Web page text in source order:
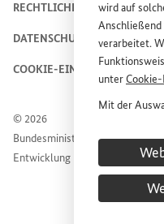
wird auf
Anschließend
verarbeitet.
unterCookie-
Mit der
Dienstes
Entwicklung
Diese
© 2026
Bundesministerium für
Entwicklung
RECHTLICHE HINWEISE
DATENSCHUTZHINWEIS
COOKIE-EINSTELLUNGEN